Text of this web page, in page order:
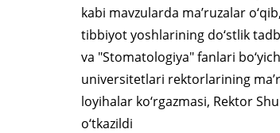
kabi mavzularda ma’ruzalar
tibbiyot yoshlarining do‘stlik
va "Stomatologiya" fanlari
universitetlari rektorlarining
loyihalar ko‘rgazmasi, Rektor
o‘tkazildi